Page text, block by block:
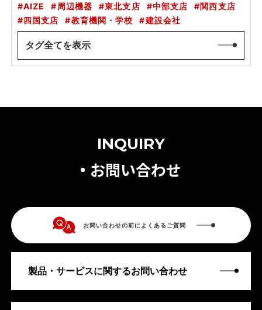
AIZE
周辺機器 東北支店 中部支店
関西支店
四国支店
教育機関・学校 建設会社
タグ全てを表示
INQUIRY
お問い合わせ
お問い合わせの前によくあるご質問
製品・サービスに関するお問い合わせ